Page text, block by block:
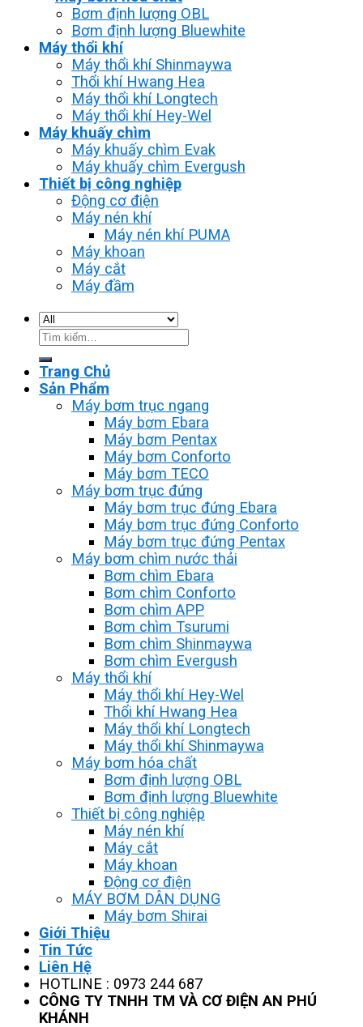
Bơm định lượng OBL
Bơm định lượng Bluewhite
Máy thổi khí
Máy thổi khí Shinmaywa
Thổi khí Hwang Hea
Máy thổi khí Longtech
Máy thổi khí Hey-Wel
Máy khuấy chìm
Máy khuấy chìm Evak
Máy khuấy chìm Evergush
Thiết bị công nghiệp
Động cơ điện
Máy nén khí
Máy nén khí PUMA
Máy khoan
Máy cắt
Máy đầm
Tìm
kiếm:
Trang Chủ
Sản Phẩm
Máy bơm trục ngang
Máy bơm Ebara
Máy bơm Pentax
Máy bơm Conforto
Máy bơm TECO
Máy bơm trục đứng
Máy bơm trục đứng Ebara
Máy bơm trục đứng Conforto
Máy bơm trục đứng Pentax
Máy bơm chìm nước thải
Bơm chìm Ebara
Bơm chìm Conforto
Bơm chìm APP
Bơm chìm Tsurumi
Bơm chìm Shinmaywa
Bơm chìm Evergush
Máy thổi khí
Máy thổi khí Hey-Wel
Thổi khí Hwang Hea
Máy thổi khí Longtech
Máy thổi khí Shinmaywa
Máy bơm hóa chất
Bơm định lượng OBL
Bơm định lượng Bluewhite
Thiết bị công nghiệp
Máy nén khí
Máy cắt
Máy khoan
Động cơ điện
MÁY BƠM DÂN DỤNG
Máy bơm Shirai
Giới Thiệu
Tin Tức
Liên Hệ
HOTLINE : 0973 244 687
CÔNG TY TNHH TM VÀ CƠ ĐIỆN AN PHÚ
KHÁNH